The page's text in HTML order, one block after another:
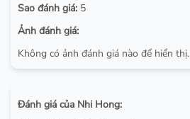
Sao đánh giá: 5
Ảnh đánh giá:
Không có ảnh đánh giá nào để hiển thị.
Đánh giá của Nhi Hong: